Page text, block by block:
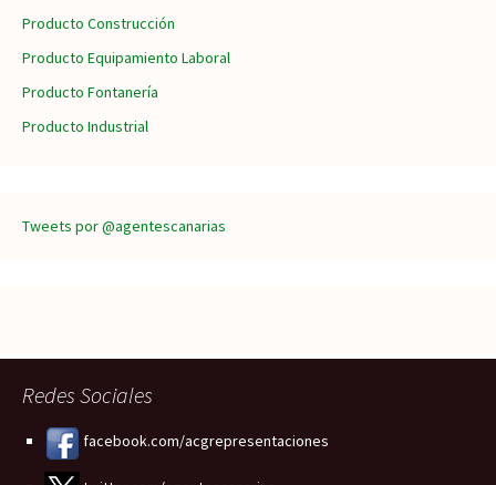
Producto Construcción
Producto Equipamiento Laboral
Producto Fontanería
Producto Industrial
Tweets por @agentescanarias
Redes Sociales
facebook.com/acgrepresentaciones